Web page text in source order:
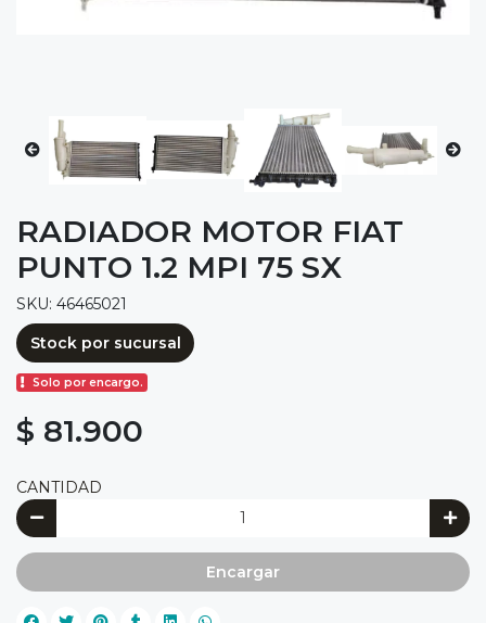
RADIADOR MOTOR FIAT
PUNTO 1.2 MPI 75 SX
SKU: 46465021
Stock por sucursal
Solo por encargo.
$ 81.900
CANTIDAD
Encargar